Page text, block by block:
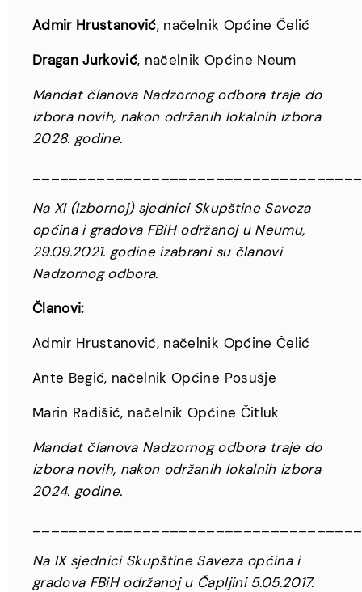
Admir Hrustanović, načelnik Općine Čelić
Dragan Jurković, načelnik Općine Neum
Mandat članova Nadzornog odbora traje do
izbora novih, nakon održanih lokalnih izbora
2028. godine.
Na XI (Izbornoj) sjednici Skupštine Saveza
općina i gradova FBiH održanoj u Neumu,
29.09.2021. godine izabrani su članovi
Nadzornog odbora.
Članovi:
Admir Hrustanović, načelnik Općine Čelić
Ante Begić, načelnik Općine Posušje
Marin Radišić, načelnik Općine Čitluk
Mandat članova Nadzornog odbora traje do
izbora novih, nakon održanih lokalnih izbora
2024. godine.
Na IX sjednici Skupštine Saveza općina i
gradova FBiH održanoj u Čapljini 5.05.2017.